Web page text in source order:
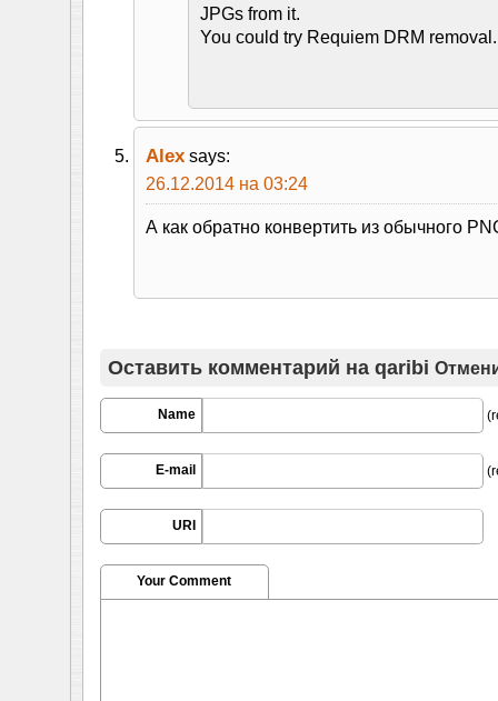
JPGs from it.
You could try Requiem DRM removal.
Alex says:
26.12.2014 на 03:24
А как обратно конвертить из обычного
Оставить комментарий на qaribi
Name
E-mail
URI
Your Comment